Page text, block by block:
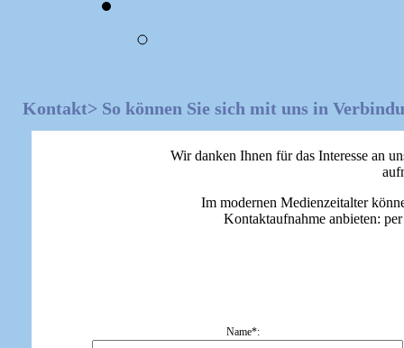
Kontakt> So können Sie sich mit uns in
Wir danken Ihnen für das Interesse an
Im modernen Medienzeitalter
Kontaktaufnahme anbieten:
Name*: